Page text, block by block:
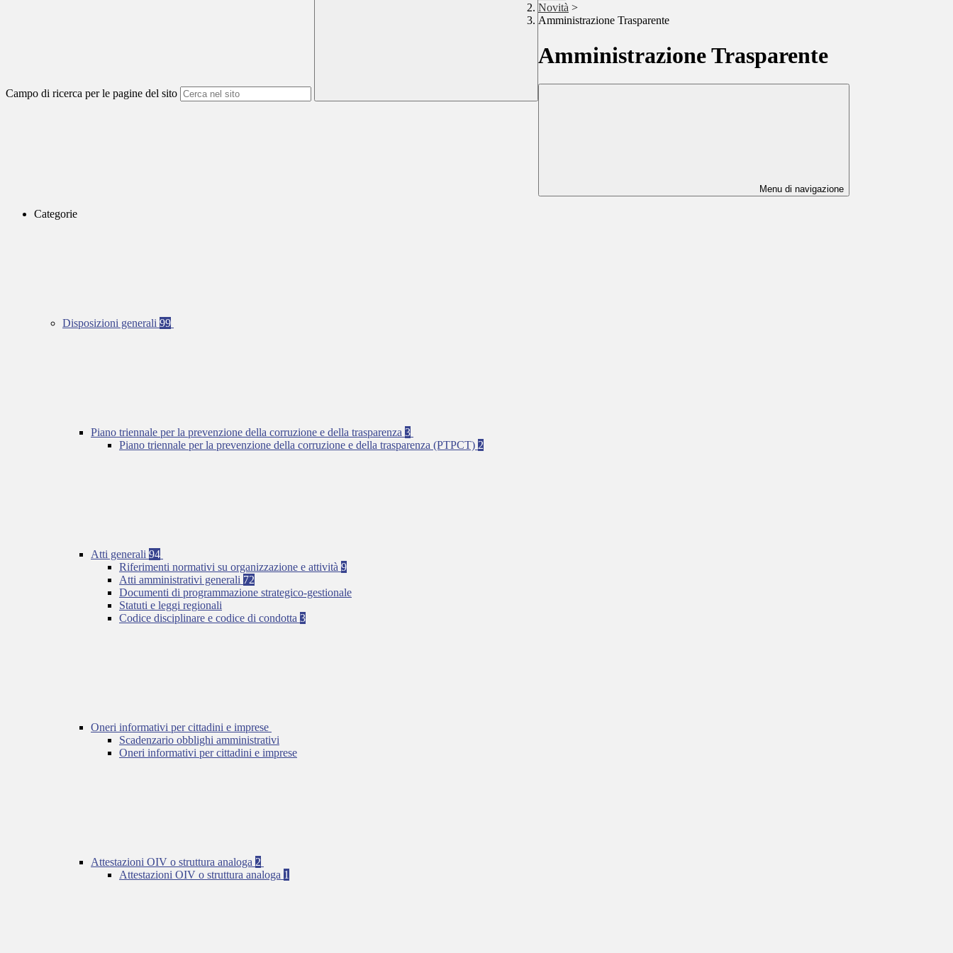
Campo di ricerca per le pagine del sito
Novità >
Amministrazione Trasparente
Amministrazione Trasparente
Menu di navigazione
Categorie
Disposizioni generali 99
Piano triennale per la prevenzione della corruzione e della trasparenza 3
Piano triennale per la prevenzione della corruzione e della trasparenza (PTPCT) 2
Atti generali 94
Riferimenti normativi su organizzazione e attività 9
Atti amministrativi generali 72
Documenti di programmazione strategico-gestionale
Statuti e leggi regionali
Codice disciplinare e codice di condotta 3
Oneri informativi per cittadini e imprese
Scadenzario obblighi amministrativi
Oneri informativi per cittadini e imprese
Attestazioni OIV o struttura analoga 2
Attestazioni OIV o struttura analoga 1